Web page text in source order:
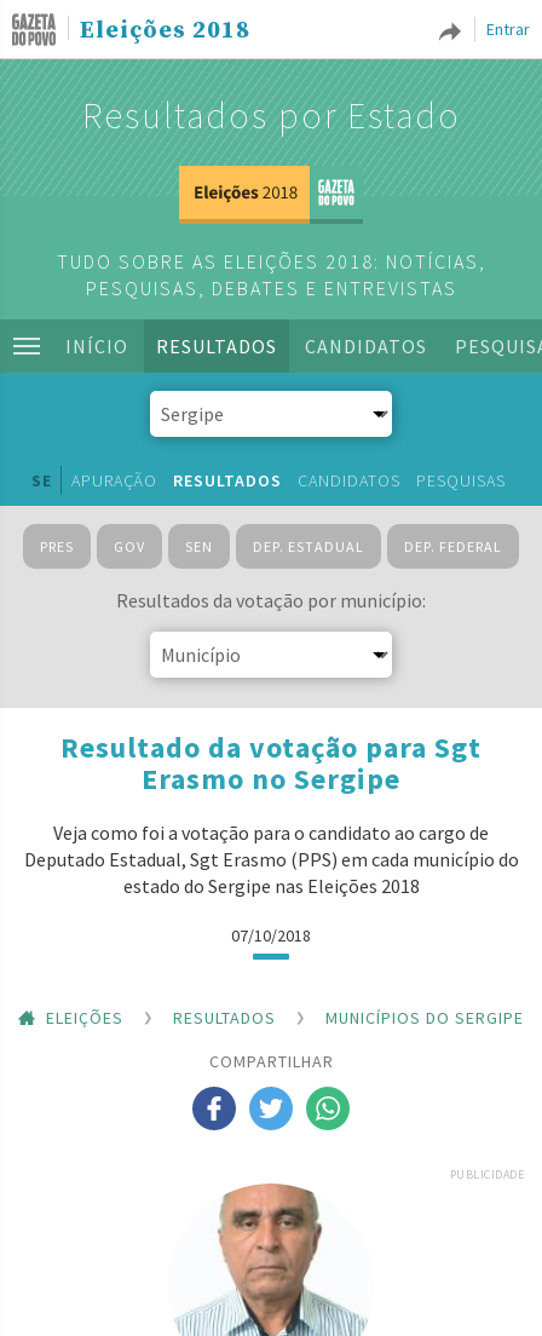
Entrar
Eleições 2018
Resultados por Estado
TUDO SOBRE AS ELEIÇÕES 2018: NOTÍCIAS,
PESQUISAS, DEBATES E ENTREVISTAS
INÍCIO RESULTADOS CANDIDATOS
SE APURAÇÃO RESULTADOS CANDIDATOS PESQUISAS
PRES GOV SEN DEP. ESTADUAL DEP. FEDERAL
Resultados da votação por município:
Resultado da votação para Sgt
Erasmo no Sergipe
Veja como foi a votação para o candidato ao cargo de
Deputado Estadual, Sgt Erasmo (PPS) em cada município do
estado do Sergipe nas Eleições 2018
07/10/2018
ELEIÇÕES RESULTADOS
MUNICÍPIOS DO SERGIPE
COMPARTILHAR
PUBLICIDADE